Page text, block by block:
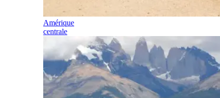
Amérique
centrale